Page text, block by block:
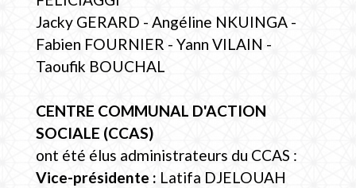
Jacky GERARD - Angéline NKUINGA -
Fabien FOURNIER - Yann VILAIN -
Taoufik BOUCHAL
CENTRE COMMUNAL D'ACTION
SOCIALE (CCAS)
ont été élus administrateurs du CCAS :
Vice-présidente : Latifa DJELOUAH